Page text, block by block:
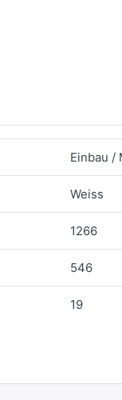
Einbau /
Weiss
1266
546
19